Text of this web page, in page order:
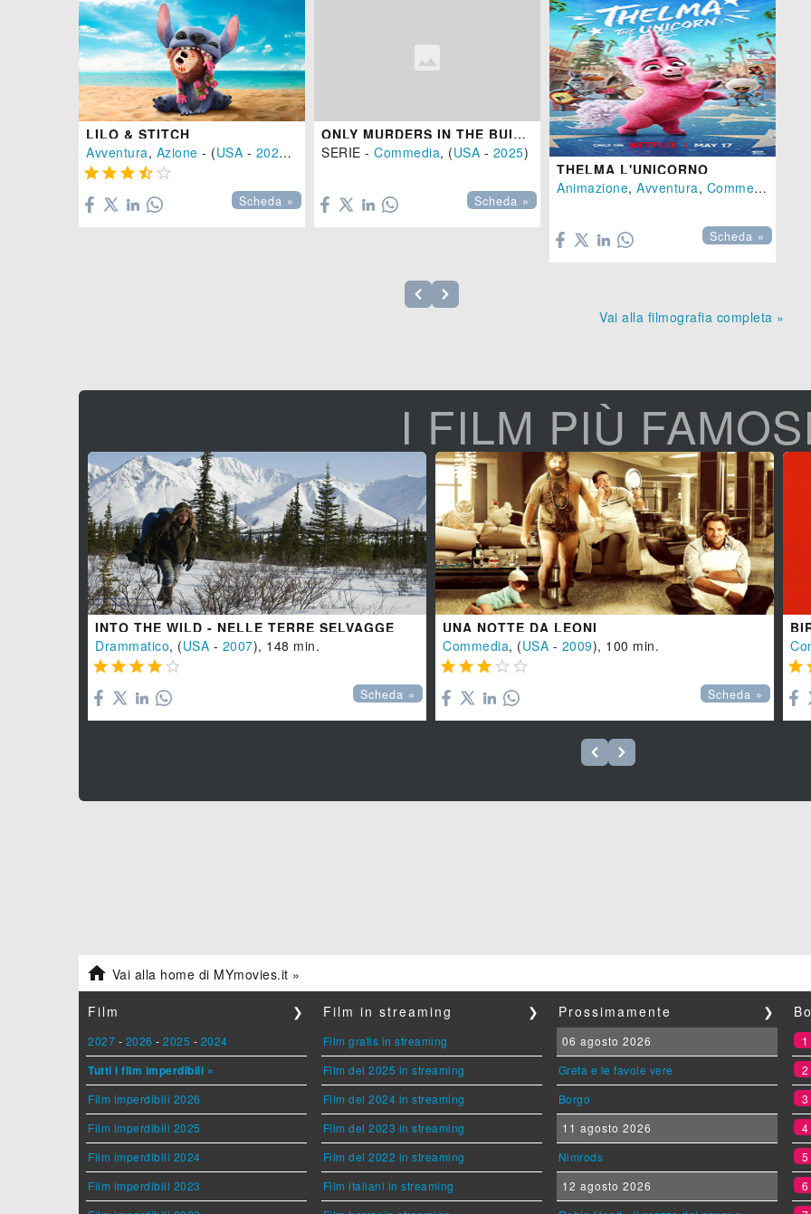
LILO & STITCH
Avventura, Azione - (USA - 2025 ), 108 min.
    
Scheda »
ONLY MURDERS IN THE BUILDING - STAGIONE 5
SERIE - Commedia, (USA - 2025)
Scheda »
THELMA L'UNICORNO
Animazione, Avventura, Commedia
Scheda »
Vai alla filmografia completa »
I FILM PIÙ FAMOSI
INTO THE WILD - NELLE TERRE SELVAGGE
Drammatico, (USA - 2007), 148 min.
    
Scheda »
UNA NOTTE DA LEONI
Commedia, (USA - 2009), 100 min.
    
Scheda »

 Vai alla home di MYmovies.it »
Film ❯
2027 - 2026 - 2025 - 2024
Tutti i film imperdibili »
Film imperdibili 2026
Film imperdibili 2025
Film imperdibili 2024
Film imperdibili 2023
Film in streaming ❯
Film gratis in streaming
Film del 2025 in streaming
Film del 2024 in streaming
Film del 2023 in streaming
Film del 2022 in streaming
Film italiani in streaming
Prossimamente ❯
06 agosto 2026
Greta e le favole vere
Borgo
11 agosto 2026
Nimrods
12 agosto 2026
1
2
3
4
5
6